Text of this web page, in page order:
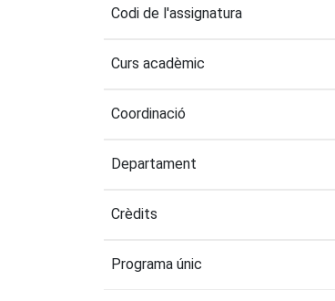
Codi de l'assignatura
Curs acadèmic
Coordinació
Departament
Crèdits
Programa únic